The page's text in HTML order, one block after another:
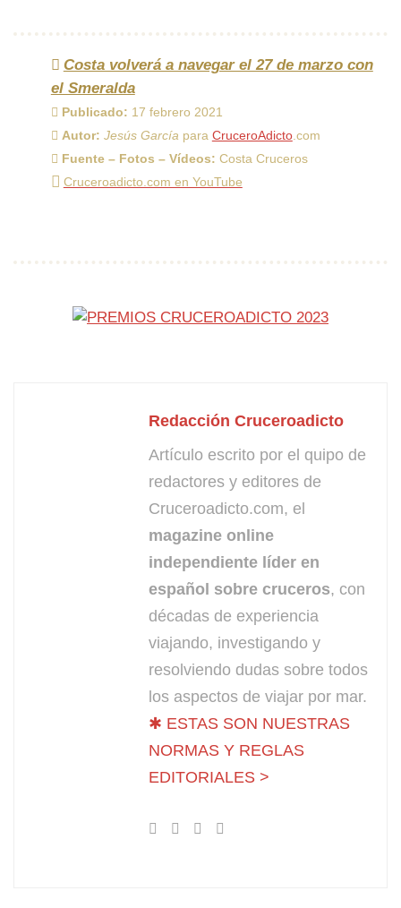
Costa volverá a navegar el 27 de marzo con
el Smeralda
Publicado: 17 febrero 2021
Autor: Jesús García para CruceroAdicto.com
Fuente – Fotos – Vídeos: Costa Cruceros
Cruceroadicto.com en YouTube
Redacción Cruceroadicto
Artículo escrito por el quipo de
redactores y editores de
Cruceroadicto.com, el
magazine online
independiente líder en
español sobre cruceros, con
décadas de experiencia
viajando, investigando y
resolviendo dudas sobre todos
los aspectos de viajar por mar.
✱ ESTAS SON NUESTRAS
NORMAS Y REGLAS
EDITORIALES >